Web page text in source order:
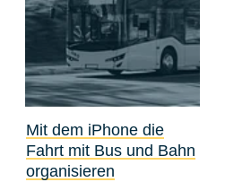
Mit dem iPhone die
Fahrt mit Bus und Bahn
organisieren